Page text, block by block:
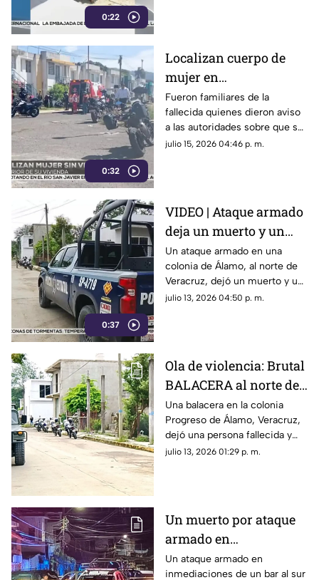
0:22
0:32
Localizan cuerpo de
mujer en
fraccionamiento
Lienzos Dos ¿quién es?
Fueron familiares de la
fallecida quienes dieron aviso
a las autoridades sobre que su
cuerpo se encontraba sin vida
julio 15, 2026 04:46 p. m.
0:37
VIDEO | Ataque armado
deja un muerto y un
lesionado, al norte de
Veracruz
Un ataque armado en una
colonia de Álamo, al norte de
Veracruz, dejó un muerto y un
lesionado; una muestra de que
julio 13, 2026 04:50 p. m.
Ola de violencia: Brutal
BALACERA al norte de
Veracruz deja un
muerto y un herido
Una balacera en la colonia
Progreso de Álamo, Veracruz,
dejó una persona fallecida y
otra lesionada. Esto se sabe.
julio 13, 2026 01:29 p. m.
Un muerto por ataque
armado en
inmediaciones de bar
Un ataque armado en
inmediaciones de un bar al sur